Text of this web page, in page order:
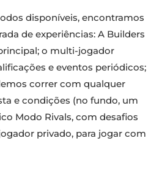
disponíveis, encontramos
de experiências: A Builders
o multi-jogador
e eventos periódicos;
correr com qualquer
e condições (no fundo, um
Modo Rivals, com desafios
privado, para jogar com